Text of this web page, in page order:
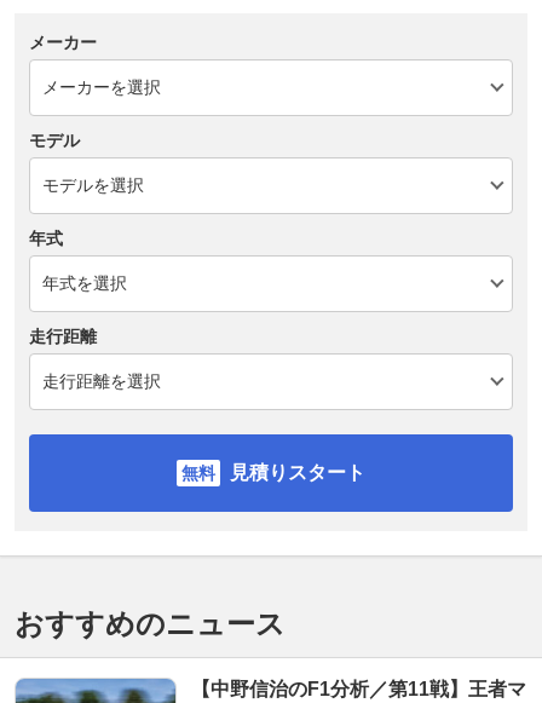
メーカー
モデル
年式
走行距離
見積りスタート
おすすめのニュース
【中野信治のF1分析／第11戦】王者マ